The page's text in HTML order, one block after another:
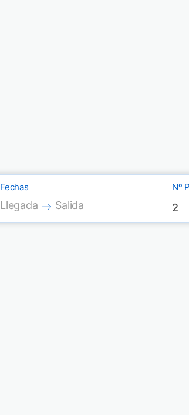
Fechas
Press the down arrow key to interact
Llegada
Press the down arrow key
Salida
Nº
2